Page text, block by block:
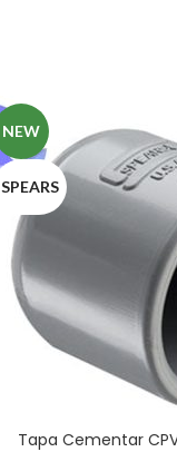
NEW
SPEARS
Tapa Cementar